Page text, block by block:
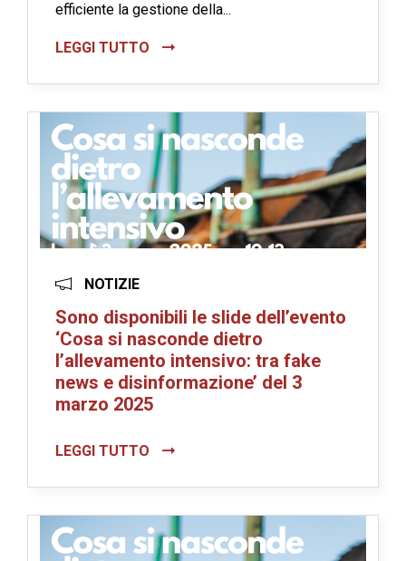
efficiente la gestione della...
LEGGI TUTTO
NOTIZIE
Sono disponibili le slide dell’evento
‘Cosa si nasconde dietro
l’allevamento intensivo: tra fake
news e disinformazione’ del 3
marzo 2025
LEGGI TUTTO